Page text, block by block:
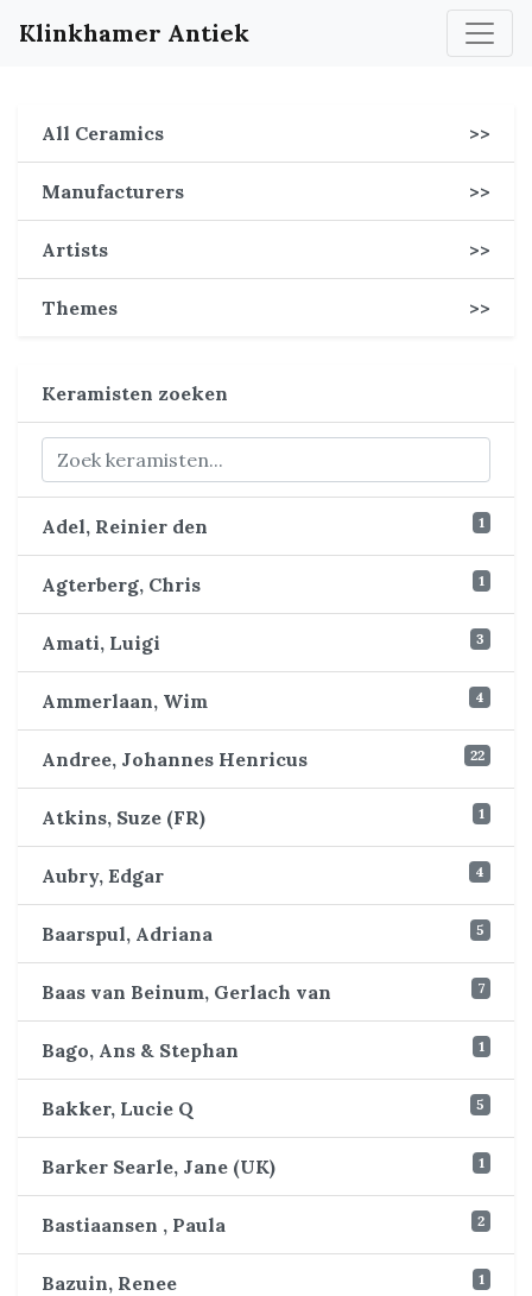
Klinkhamer Antiek
All Ceramics >>
Manufacturers >>
Artists >>
Themes >>
Keramisten zoeken
Adel, Reinier den 1
Agterberg, Chris 1
Amati, Luigi 3
Ammerlaan, Wim 4
Andree, Johannes Henricus 22
Atkins, Suze (FR) 1
Aubry, Edgar 4
Baarspul, Adriana 5
Baas van Beinum, Gerlach van 7
Bago, Ans & Stephan 1
Bakker, Lucie Q 5
Barker Searle, Jane (UK) 1
Bastiaansen , Paula 2
Bazuin, Renee 1